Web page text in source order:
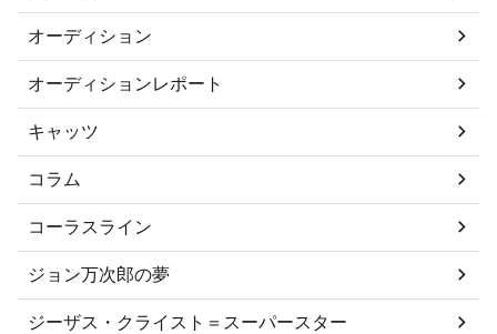
オーディション
オーディションレポート
キャッツ
コラム
コーラスライン
ジョン万次郎の夢
ジーザス・クライスト＝スーパースター